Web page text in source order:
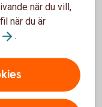
dig
en PIN-kod.
när du vill,
när du är
.